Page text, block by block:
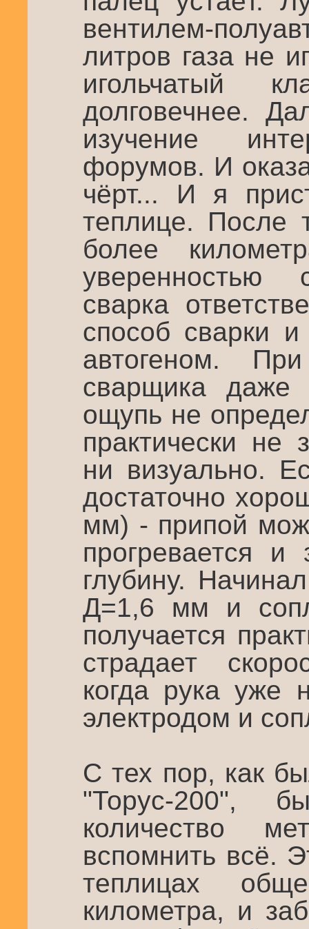
вентилем-
литров газа не
игольчатый
долговечнее.
изучение
форумов. И
чёрт... И я
теплице. После
более
уверенностью
сварка
способ сварки
автогеном.
сварщика даже
ощупь не
практически
ни визуально.
достаточно
мм) - припой
прогревается
глубину.
Д=1,6 мм и
получается
страдает
когда рука уже
электродом и
С тех пор, как
"Торус-200",
количество
вспомнить всё.
теплицах
километра, и